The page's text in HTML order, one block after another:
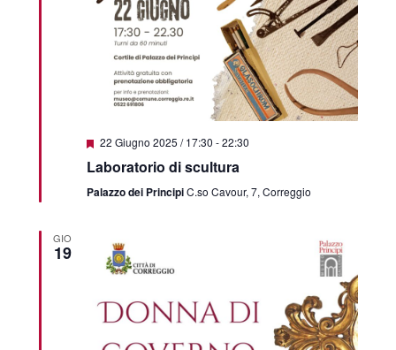
Segnalati
22 Giugno 2025 / 17:30 -22:30
Laboratorio di scultura
Palazzo dei PrincipiC.so Cavour, 7, Correggio
GIO
19